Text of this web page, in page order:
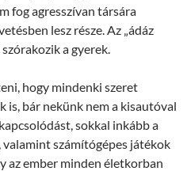
fog agresszívan társára
lesz része. Az „ádáz
a gyerek.
hogy mindenki szeret
is, bár nekünk nem a kisautóval
sokkal inkább a
számítógépes játékok
az ember minden életkorban